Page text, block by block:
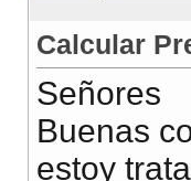
Calcular
Señores
Buenas
estoy